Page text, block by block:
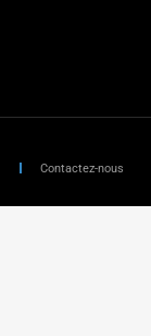
Contactez-nous